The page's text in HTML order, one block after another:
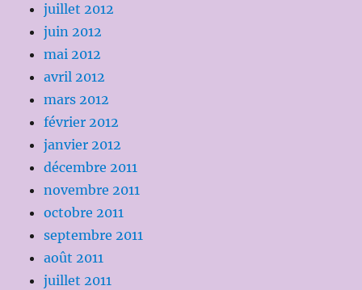
juillet 2012
juin 2012
mai 2012
avril 2012
mars 2012
février 2012
janvier 2012
décembre 2011
novembre 2011
octobre 2011
septembre 2011
août 2011
juillet 2011